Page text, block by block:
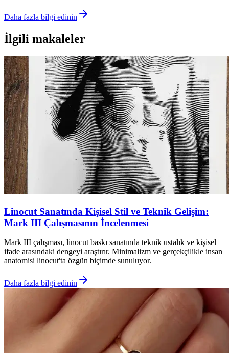
Daha fazla bilgi edinin
İlgili makaleler
Linocut Sanatında Kişisel Stil ve Teknik Gelişim:
Mark III Çalışmasının İncelenmesi
Mark III çalışması, linocut baskı sanatında teknik ustalık ve kişisel
ifade arasındaki dengeyi araştırır. Minimalizm ve gerçekçilikle insan
anatomisi linocut'ta özgün biçimde sunuluyor.
Daha fazla bilgi edinin